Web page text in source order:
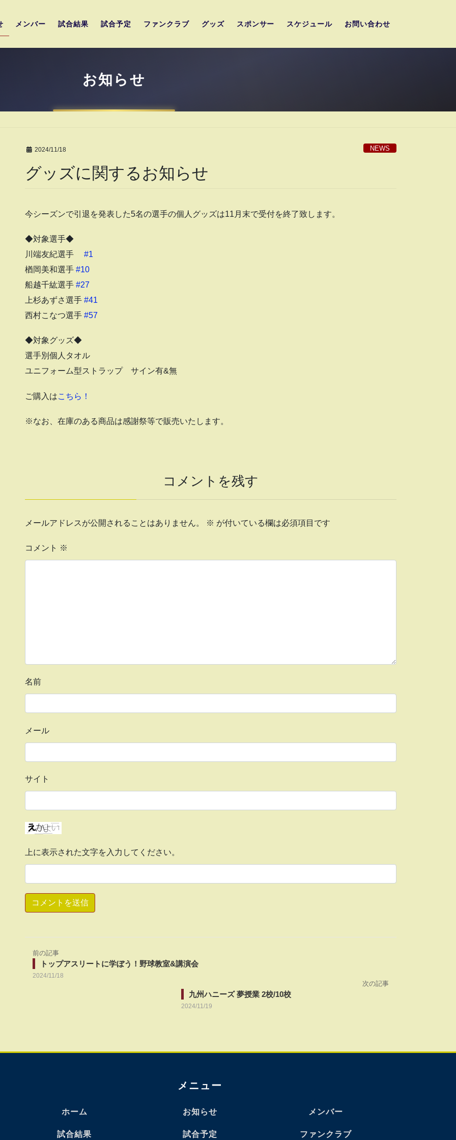
メンバー 試合結果 試合予定 ファンクラブ グッズ スポンサー スケジュール お問い合わせ
お知らせ
2024/11/18 NEWS
グッズに関するお知らせ
今シーズンで引退を発表した5名の選手の個人グッズは11月末で受付を終了致します。
◆対象選手◆
川端友紀選手 #1
楢岡美和選手 #10
船越千紘選手 #27
上杉あずさ選手 #41
西村こなつ選手 #57
◆対象グッズ◆
選手別個人タオル
ユニフォーム型ストラップ サイン有&無
ご購入はこちら！
※なお、在庫のある商品は感謝祭等で販売いたします。
コメントを残す
メールアドレスが公開されることはありません。 ※ が付いている欄は必須項目です
コメント ※
名前
メール
サイト
上に表示された文字を入力してください。
前の記事
トップアスリートに学ぼう！野球教室&講演会
2024/11/18
次の記事
九州ハニーズ 夢授業 2校/10校
2024/11/19
メニュー
ホーム お知らせ メンバー
試合結果 試合予定 ファンクラブ